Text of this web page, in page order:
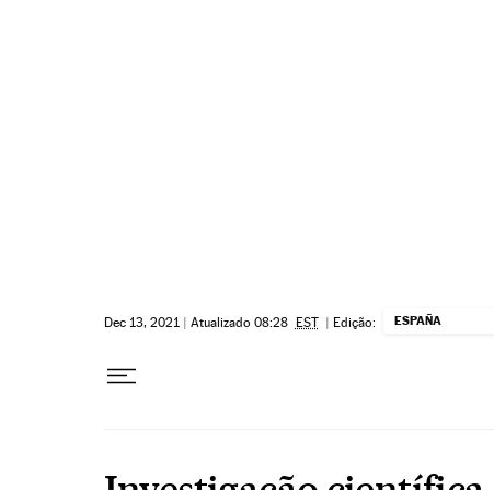
Dec 13, 2021 | Atualizado 08:28 EST | Edição: ESPAÑA